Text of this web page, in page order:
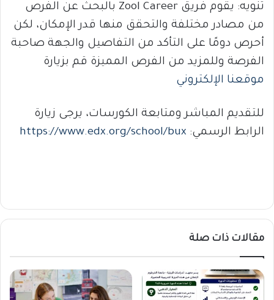
تنويه: يقوم فريق Zool Career بالبحث عن الفرص
من مصادر مختلفة والتحقق منها قدر الإمكان، لكن
أحرص دومًا على التأكد من التفاصيل والجهة صاحبة
الفرصة وللمزيد من الفرص المميزة قم بزيارة
موقعنا الإلكتروني
للتقديم المباشر ومتابعة الكورسات، يرجى زيارة
الرابط الرسمي: https://www.edx.org/school/bux
مقالات ذات صلة